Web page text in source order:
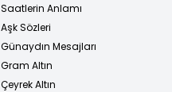
Saatlerin Anlamı
Aşk Sözleri
Günaydın Mesajları
Gram Altın
Çeyrek Altın